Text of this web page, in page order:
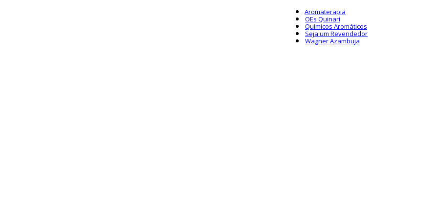
Aromaterapia
OEs Quinarí
Químicos Aromáticos
Seja um Revendedor
Wagner Azambuja